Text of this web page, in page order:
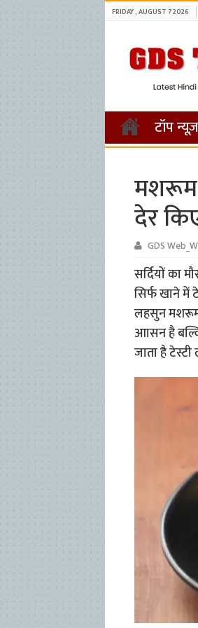
FRIDAY , AUGUST 7 2026
टॉप न्यूज़
मशरूम
देर
GDS
सर्दियों का
सिर्फ खाने में
लहसुन
आासन है
जाता है